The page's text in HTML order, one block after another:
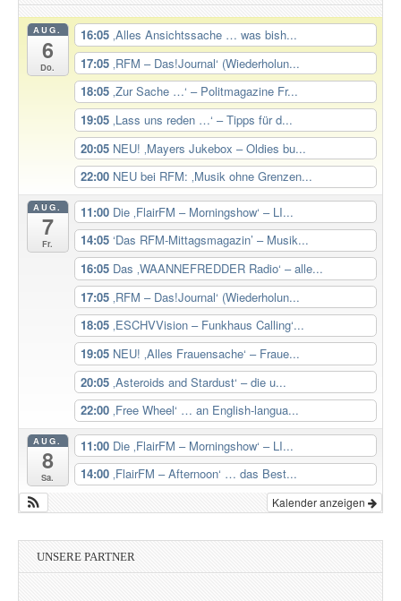
AUG.
6
Do.
16:05 ‚Alles Ansichtssache … was bish...
17:05 ‚RFM – Das!Journal‘ (Wiederholun...
18:05 ‚Zur Sache …‘ – Politmagazine Fr...
19:05 ‚Lass uns reden …‘ – Tipps für d...
20:05 NEU! ‚Mayers Jukebox – Oldies bu...
22:00 NEU bei RFM: ‚Musik ohne Grenzen...
AUG.
7
Fr.
11:00 Die ‚FlairFM – Morningshow‘ – LI...
14:05 ‘Das RFM-Mittagsmagazin’ – Musik...
16:05 Das ‚WAANNEFREDDER Radio‘ – alle...
17:05 ‚RFM – Das!Journal‘ (Wiederholun...
18:05 ‚ESCHVVision – Funkhaus Calling‘...
19:05 NEU! ‚Alles Frauensache‘ – Fraue...
20:05 ‚Asteroids and Stardust‘ – die u...
22:00 ‚Free Wheel‘ … an English-langua...
AUG.
8
Sa.
11:00 Die ‚FlairFM – Morningshow‘ – LI...
14:00 ‚FlairFM – Afternoon‘ … das Best...
Kalender anzeigen
UNSERE PARTNER